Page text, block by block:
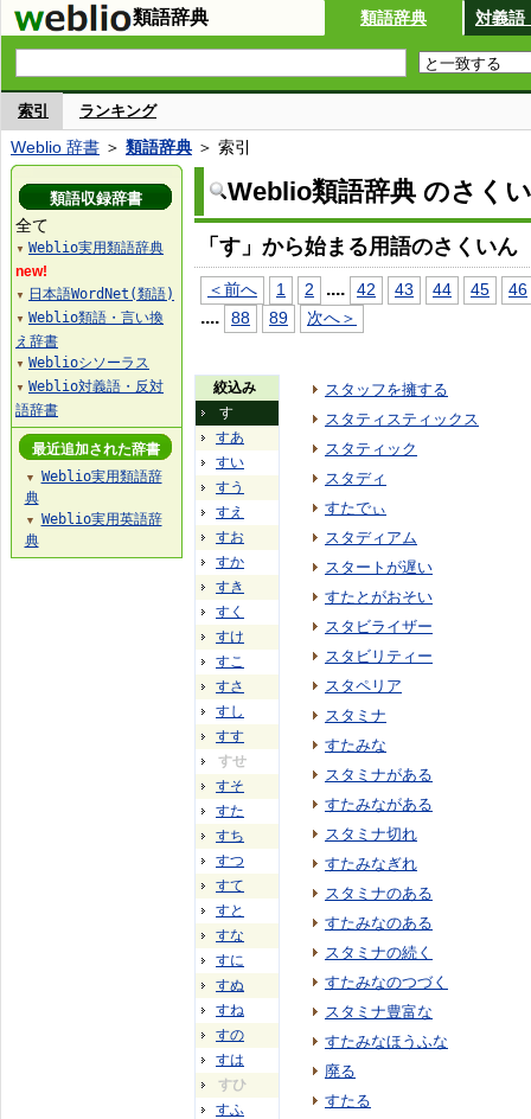
類語辞典 類語辞典 対義語
索引 ランキング
Weblio 辞書 ＞ 類語辞典 ＞ 索引
Weblio類語辞典 のさく
「す」から始まる用語のさくいん
＜前へ 1 2 .... 42 43 44 45 46
.... 88 89 次へ＞
絞込み
す
すあ
すい
すう
すえ
すお
すか
すき
すく
すけ
すこ
すさ
すし
すす
すせ
すそ
すた
すち
すつ
すて
すと
すな
すに
すぬ
すね
すの
すは
すひ
すふ
スタッフを擁する
スタティスティックス
スタティック
スタディ
すたでぃ
スタディアム
スタートが遅い
すたとがおそい
スタビライザー
スタビリティー
スタペリア
スタミナ
すたみな
スタミナがある
すたみながある
スタミナ切れ
すたみなぎれ
スタミナのある
すたみなのある
スタミナの続く
すたみなのつづく
スタミナ豊富な
すたみなほうふな
廃る
すたる
類語収録辞書
全て
▼ Weblio実用類語辞典
new!
▼ 日本語WordNet(類語)
▼ Weblio類語・言い換
え辞書
▼ Weblioシソーラス
▼ Weblio対義語・反対
語辞書
最近追加された辞書
▼
Weblio実用類語辞
典
▼
Weblio実用英語辞
典